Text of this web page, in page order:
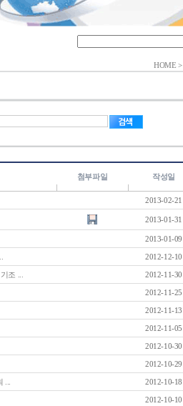
HOME >
첨부파일 작성일
2013-02-21
2013-01-31
2013-01-09
2012-12-10
조 ... 2012-11-30
2012-11-25
2012-11-13
2012-11-05
2012-10-30
2012-10-29
2012-10-18
2012-10-10